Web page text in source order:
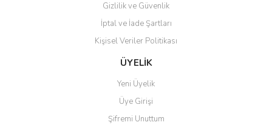
Gizlilik ve Güvenlik
İptal ve İade Şartları
Kişisel Veriler Politikası
ÜYELİK
Yeni Üyelik
Üye Girişi
Şifremi Unuttum